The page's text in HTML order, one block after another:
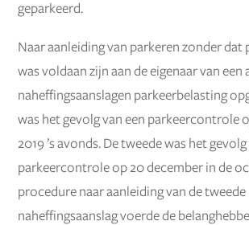
geparkeerd.
Naar aanleiding van parkeren zonder dat
was voldaan zijn aan de eigenaar van een
naheffingsaanslagen parkeerbelasting
was het gevolg van een parkeercontrole
2019 ’s avonds. De tweede was het gevolg
parkeercontrole op 20 december in de
procedure naar aanleiding van de tweede
naheffingsaanslag voerde de